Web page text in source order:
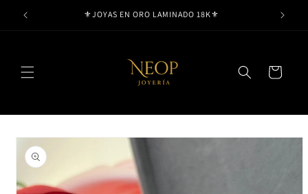
directamente
⚜️JOYAS EN ORO LAMINADO 18K⚜️
Carrito
directamente
a la
información